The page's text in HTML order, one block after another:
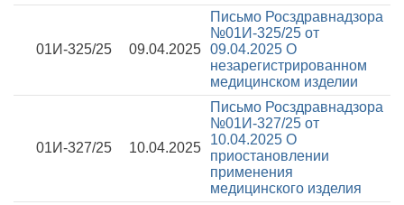
01И-325/25 09.04.2025
Письмо Росздравнадзора
№01И-325/25 от
09.04.2025 О
незарегистрированном
медицинском изделии
01И-327/25 10.04.2025
Письмо Росздравнадзора
№01И-327/25 от
10.04.2025 О
приостановлении
применения
медицинского изделия